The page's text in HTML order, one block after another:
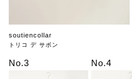
soutiencollar
トリコ デ サボン
No.3 No.4